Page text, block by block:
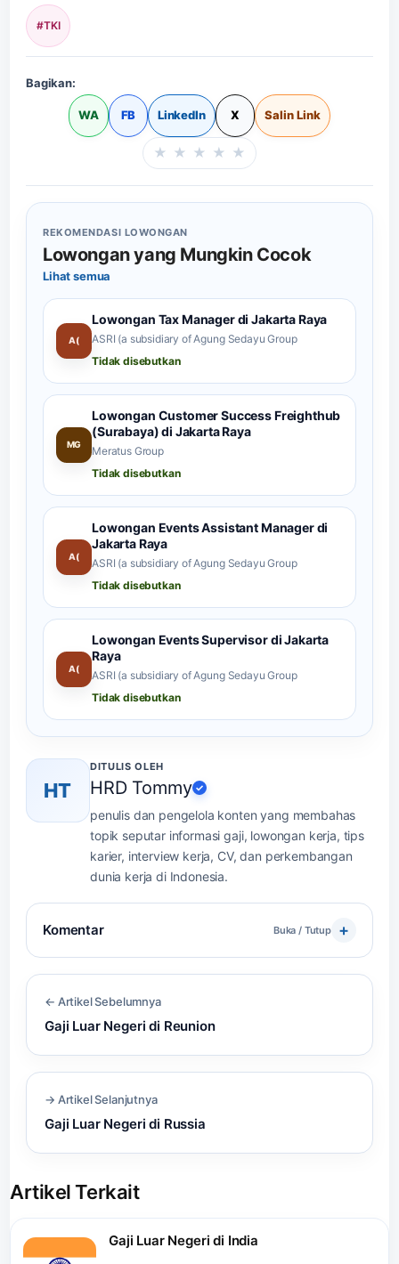
#TKI
Bagikan:
WA FB LinkedIn X Salin Link
Beri rating halaman
★ ★ ★ ★ ★
REKOMENDASI LOWONGAN
Lowongan yang Mungkin Cocok
Lihat semua
A(
Lowongan Tax Manager di Jakarta Raya
ASRI (a subsidiary of Agung Sedayu Group
Tidak disebutkan
MG
Lowongan Customer Success Freighthub
(Surabaya) di Jakarta Raya
Meratus Group
Tidak disebutkan
A(
Lowongan Events Assistant Manager di
Jakarta Raya
ASRI (a subsidiary of Agung Sedayu Group
Tidak disebutkan
A(
Lowongan Events Supervisor di Jakarta
Raya
ASRI (a subsidiary of Agung Sedayu Group
Tidak disebutkan
HT
DITULIS OLEH
HRD Tommy ✓
penulis dan pengelola konten yang membahas
topik seputar informasi gaji, lowongan kerja, tips
karier, interview kerja, CV, dan perkembangan
dunia kerja di Indonesia.
Komentar Buka / Tutup
← Artikel Sebelumnya
Gaji Luar Negeri di Reunion
→ Artikel Selanjutnya
Gaji Luar Negeri di Russia
Artikel Terkait
Gaji Luar Negeri di India